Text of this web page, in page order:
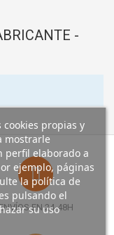
-
EN 24-48H
cookies propias y
mostrarle
perfil elaborado a
ejemplo, páginas
la política de
pulsando el
su uso